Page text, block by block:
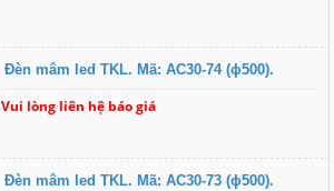
Đèn mâm led TKL. Mã: AC30-74 (ɸ500).
Vui lòng liên hệ báo giá
Đèn mâm led TKL. Mã: AC30-73 (ɸ500).